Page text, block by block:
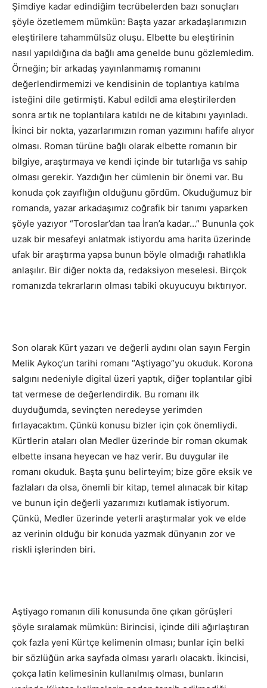
Şimdiye kadar edindiğim tecrübelerden bazı sonuçları
şöyle özetlemem mümkün: Başta yazar arkadaşlarımızın
eleştirilere tahammülsüz oluşu. Elbette bu eleştirinin
nasıl yapıldığına da bağlı ama genelde bunu gözlemledim.
Örneğin; bir arkadaş yayınlanmamış romanını
değerlendirmemizi ve kendisinin de toplantıya katılma
isteğini dile getirmişti. Kabul edildi ama eleştirilerden
sonra artık ne toplantılara katıldı ne de kitabını yayınladı.
İkinci bir nokta, yazarlarımızın roman yazımını hafife alıyor
olması. Roman türüne bağlı olarak elbette romanın bir
bilgiye, araştırmaya ve kendi içinde bir tutarlığa vs sahip
olması gerekir. Yazdığın her cümlenin bir önemi var. Bu
konuda çok zayıflığın olduğunu gördüm. Okuduğumuz bir
romanda, yazar arkadaşımız coğrafik bir tanımı yaparken
şöyle yazıyor “Toroslar’dan taa İran’a kadar…” Bununla çok
uzak bir mesafeyi anlatmak istiyordu ama harita üzerinde
ufak bir araştırma yapsa bunun böyle olmadığı rahatlıkla
anlaşılır. Bir diğer nokta da, redaksiyon meselesi. Birçok
romanızda tekrarların olması tabiki okuyucuyu bıktırıyor.
Son olarak Kürt yazarı ve değerli aydını olan sayın Fergin
Melik Aykoç’un tarihi romanı “Aştiyago”yu okuduk. Korona
salgını nedeniyle digital üzeri yaptık, diğer toplantılar gibi
tat vermese de değerlendirdik. Bu romanı ilk
duyduğumda, sevinçten neredeyse yerimden
fırlayacaktım. Çünkü konusu bizler için çok önemliydi.
Kürtlerin ataları olan Medler üzerinde bir roman okumak
elbette insana heyecan ve haz verir. Bu duygular ile
romanı okuduk. Başta şunu belirteyim; bize göre eksik ve
fazlaları da olsa, önemli bir kitap, temel alınacak bir kitap
ve bunun için değerli yazarımızı kutlamak istiyorum.
Çünkü, Medler üzerinde yeterli araştırmalar yok ve elde
az verinin olduğu bir konuda yazmak dünyanın zor ve
riskli işlerinden biri.
Aştiyago romanın dili konusunda öne çıkan görüşleri
şöyle sıralamak mümkün: Birincisi, içinde dili ağırlaştıran
çok fazla yeni Kürtçe kelimenin olması; bunlar için belki
bir sözlüğün arka sayfada olması yararlı olacaktı. İkincisi,
çokça latin kelimesinin kullanılmış olması, bunların